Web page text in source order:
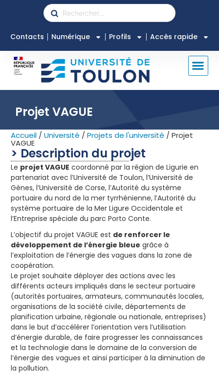
Contacts Numérique Profils Accès rapide
Projet VAGUE
Accueil /Université /Projets de l'université /Projet
VAGUE
> Description du projet
Le projet VAGUE coordonné par la région de Ligurie en
partenariat avec l’Université de Toulon, l’Université de
Gènes, l’Université de Corse, l’Autorité du système
portuaire du nord de la mer tyrrhénienne, l’Autorité du
système portuaire de la Mer Ligure Occidentale et
l’Entreprise spéciale du parc Porto Conte.
L’objectif du projet VAGUE est de renforcer le
développement de l’énergie bleue grâce à
l’exploitation de l’énergie des vagues dans la zone de
coopération.
Le projet souhaite déployer des actions avec les
différents acteurs impliqués dans le secteur portuaire
(autorités portuaires, armateurs, communautés locales,
organisations de la société civile, départements de
planification urbaine, régionale ou nationale, entreprises)
dans le but d’accélérer l’orientation vers l’utilisation
d’énergie durable, de faire progresser les connaissances
et la technologie dans le domaine de la conversion de
l’énergie des vagues et ainsi participer à la diminution de
la pollution.